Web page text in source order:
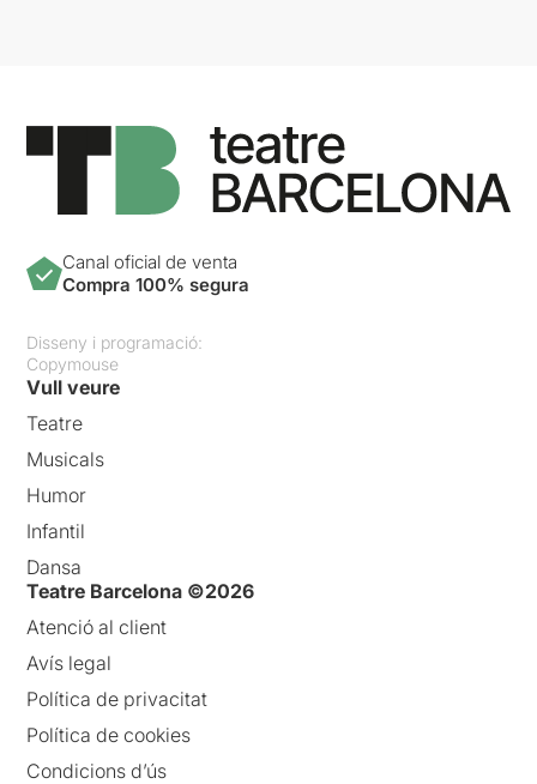
Canal oficial de venta
Compra 100% segura
Disseny i programació:
Copymouse
Vull veure
Teatre
Musicals
Humor
Infantil
Dansa
Teatre Barcelona ©2026
Atenció al client
Avís legal
Política de privacitat
Política de cookies
Condicions d’ús